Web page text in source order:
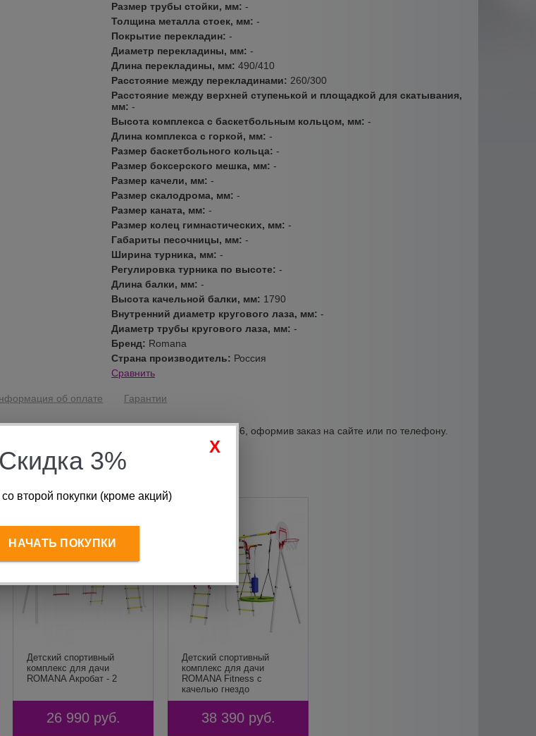
Размер трубы стойки, мм: -
Толщина металла стоек, мм: -
Покрытие перекладин: -
Диаметр перекладины, мм: -
Длина перекладины, мм: 490/410
Расстояние между перекладинами: 260/300
Расстояние между верхней ступенькой и площадкой для скатывания,
мм: -
Высота комплекса с баскетбольным кольцом, мм: -
Длина комплекса с горкой, мм: -
Размер баскетбольного кольца: -
Размер боксерского мешка, мм: -
Размер качели, мм: -
Размер скалодрома, мм: -
Размер каната, мм: -
Размер колец гимнастических, мм: -
Габариты песочницы, мм: -
Ширина турника, мм: -
Регулировка турника по высоте: -
Длина балки, мм: -
Высота качельной балки, мм: 1790
Внутренний диаметр кругового лаза, мм: -
Диаметр трубы кругового лаза, мм: -
Бренд: Romana
Страна производитель: Россия
Сравнить
об оплате Гарантии
вы можете в магазине спортивных товаров Спорт96, оформив заказ на сайте или по телефону.
товары
Детский спортивный
комплекс для дачи
ROMANA Акробат - 2
26 990 руб.
Детский спортивный
комплекс для дачи
ROMANA Fitness с
качелью гнездо
38 390 руб.
Скидка 3%
второй покупки (кроме акций)
НАЧАТЬ ПОКУПКИ